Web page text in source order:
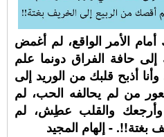
الأمر الواقع، لم أغمض
حافة الفراق دونما علم
أذبح قلبك من الوريد إلى
من لم يحالفه الحب، لم
والقلب عطِش، لم
بغتة!!. - إلهام المجيد